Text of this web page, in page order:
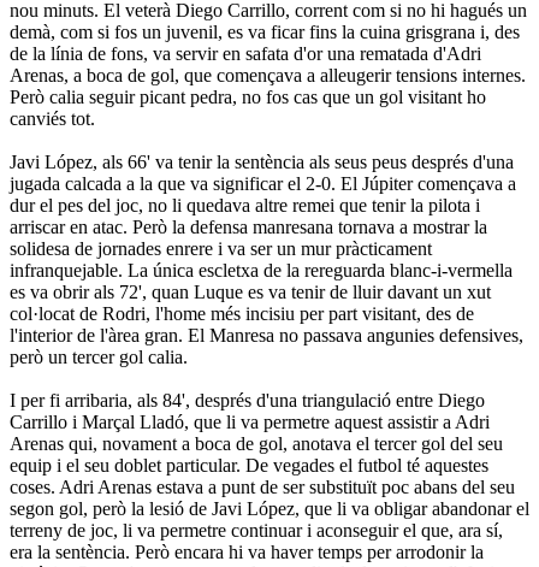
nou minuts. El veterà Diego Carrillo, corrent com si no hi hagués un
demà, com si fos un juvenil, es va ficar fins la cuina grisgrana i, des
de la línia de fons, va servir en safata d'or una rematada d'Adri
Arenas, a boca de gol, que començava a alleugerir tensions internes.
Però calia seguir picant pedra, no fos cas que un gol visitant ho
canviés tot.
Javi López, als 66' va tenir la sentència als seus peus després d'una
jugada calcada a la que va significar el 2-0. El Júpiter començava a
dur el pes del joc, no li quedava altre remei que tenir la pilota i
arriscar en atac. Però la defensa manresana tornava a mostrar la
solidesa de jornades enrere i va ser un mur pràcticament
infranquejable. La única escletxa de la rereguarda blanc-i-vermella
es va obrir als 72', quan Luque es va tenir de lluir davant un xut
col·locat de Rodri, l'home més incisiu per part visitant, des de
l'interior de l'àrea gran. El Manresa no passava angunies defensives,
però un tercer gol calia.
I per fi arribaria, als 84', després d'una triangulació entre Diego
Carrillo i Marçal Lladó, que li va permetre aquest assistir a Adri
Arenas qui, novament a boca de gol, anotava el tercer gol del seu
equip i el seu doblet particular. De vegades el futbol té aquestes
coses. Adri Arenas estava a punt de ser substituït poc abans del seu
segon gol, però la lesió de Javi López, que li va obligar abandonar el
terreny de joc, li va permetre continuar i aconseguir el que, ara sí,
era la sentència. Però encara hi va haver temps per arrodonir la